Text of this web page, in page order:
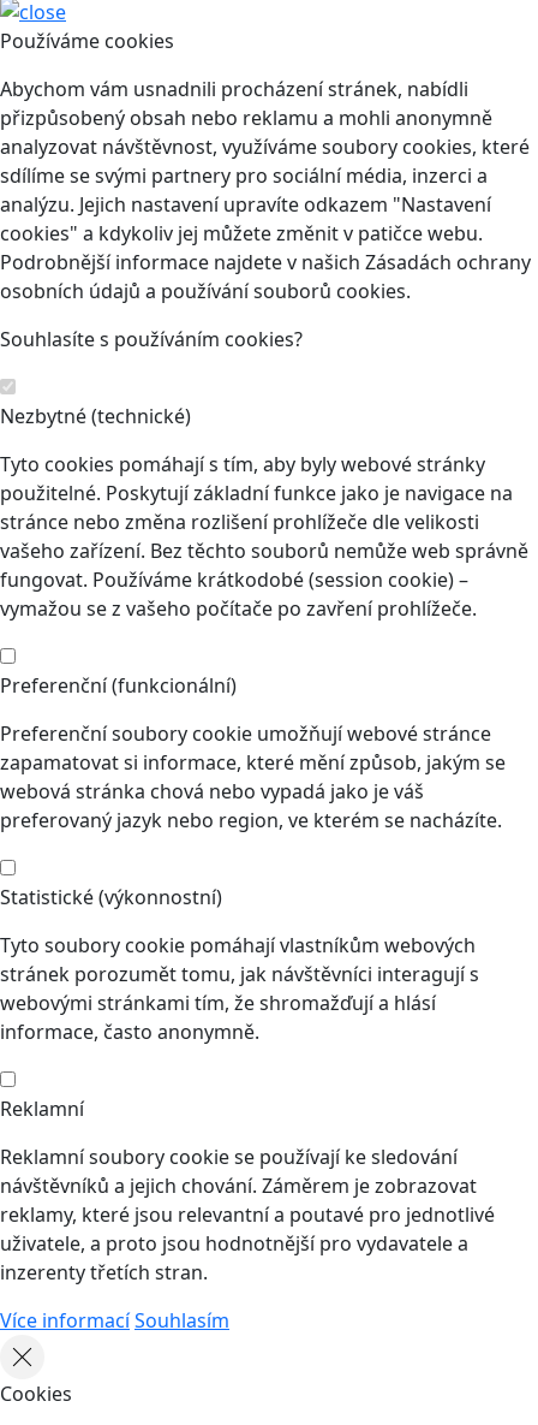
Používáme cookies
Abychom vám usnadnili procházení stránek, nabídli
přizpůsobený obsah nebo reklamu a mohli anonymně
analyzovat návštěvnost, využíváme soubory cookies, které
sdílíme se svými partnery pro sociální média, inzerci a
analýzu. Jejich nastavení upravíte odkazem "Nastavení
cookies" a kdykoliv jej můžete změnit v patičce webu.
Podrobnější informace najdete v našich Zásadách ochrany
osobních údajů a používání souborů cookies.
Souhlasíte s používáním cookies?
Nezbytné (technické)
Tyto cookies pomáhají s tím, aby byly webové stránky
použitelné. Poskytují základní funkce jako je navigace na
stránce nebo změna rozlišení prohlížeče dle velikosti
vašeho zařízení. Bez těchto souborů nemůže web správně
fungovat. Používáme krátkodobé (session cookie) –
vymažou se z vašeho počítače po zavření prohlížeče.
Preferenční (funkcionální)
Preferenční soubory cookie umožňují webové stránce
zapamatovat si informace, které mění způsob, jakým se
webová stránka chová nebo vypadá jako je váš
preferovaný jazyk nebo region, ve kterém se nacházíte.
Statistické (výkonnostní)
Tyto soubory cookie pomáhají vlastníkům webových
stránek porozumět tomu, jak návštěvníci interagují s
webovými stránkami tím, že shromažďují a hlásí
informace, často anonymně.
Reklamní
Reklamní soubory cookie se používají ke sledování
návštěvníků a jejich chování. Záměrem je zobrazovat
reklamy, které jsou relevantní a poutavé pro jednotlivé
uživatele, a proto jsou hodnotnější pro vydavatele a
inzerenty třetích stran.
Více informacíSouhlasím
Cookies